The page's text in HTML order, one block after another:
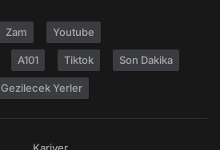
Zam Youtube
A101 Tiktok Son Dakika
Gezilecek Yerler